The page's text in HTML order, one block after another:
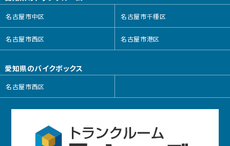
名古屋市中区 名古屋市千種区
名古屋市西区 名古屋市港区
愛知県のバイクボックス
名古屋市西区